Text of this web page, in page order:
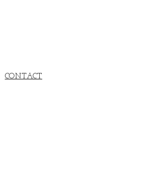
CONTACT